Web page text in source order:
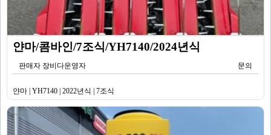
얀마/콤바인/7조식/YH7140/2024년식
판매자 장비다운영자 문의
얀마 | YH7140 | 2022년식 | 7조식